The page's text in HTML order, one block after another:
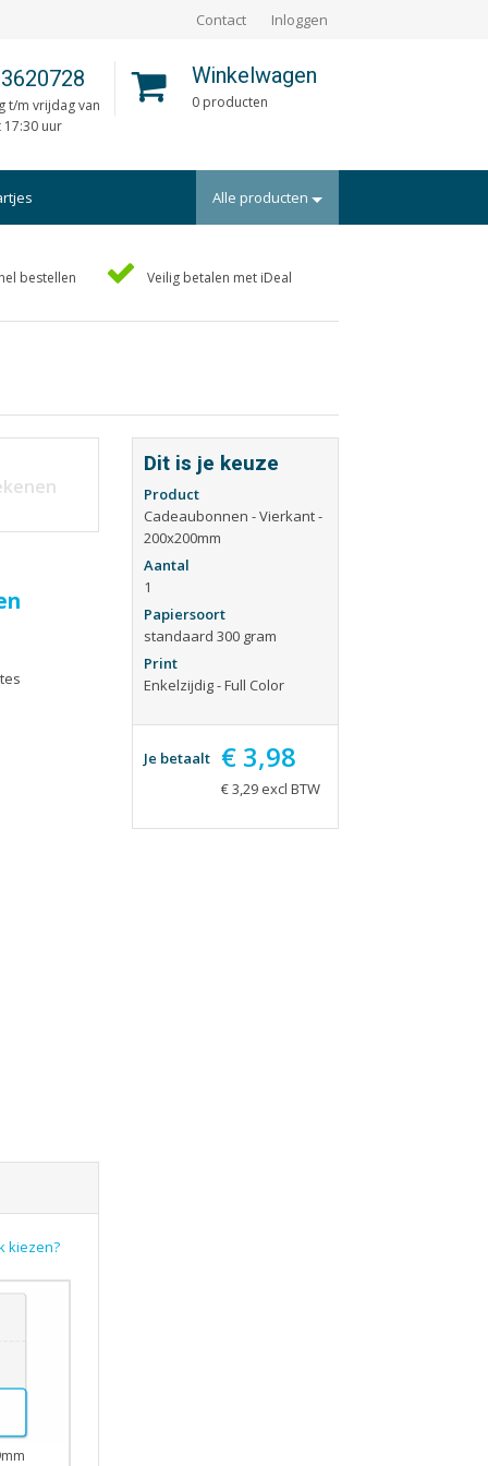
Contact Inloggen
t/m vrijdag van
17:30 uur
Winkelwagen
0 producten
Alle producten
Losbladig
Programmaboekjes
Trouwkaarten
Tijdschriften
Verhuiskaarten
Verjaardagskaarten
bestellen Veilig betalen met iDeal
kiezen?
Dit is je keuze
Product
Cadeaubonnen - Vierkant -
200x200mm
Aantal
1
Papiersoort
standaard 300 gram
Print
Enkelzijdig - Full Color
Je betaalt € 3,98
€ 3,29 excl BTW